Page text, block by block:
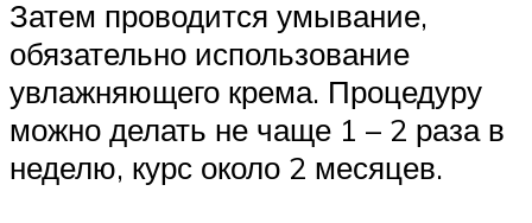
Затем проводится умывание,
обязательно использование
увлажняющего крема. Процедуру
можно делать не чаще 1 – 2 раза в
неделю, курс около 2 месяцев.